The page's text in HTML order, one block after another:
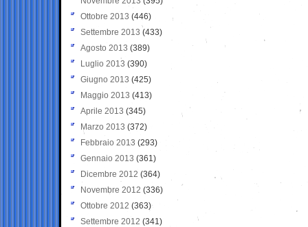
Ottobre 2013 (446)
Settembre 2013 (433)
Agosto 2013 (389)
Luglio 2013 (390)
Giugno 2013 (425)
Maggio 2013 (413)
Aprile 2013 (345)
Marzo 2013 (372)
Febbraio 2013 (293)
Gennaio 2013 (361)
Dicembre 2012 (364)
Novembre 2012 (336)
Ottobre 2012 (363)
Settembre 2012 (341)